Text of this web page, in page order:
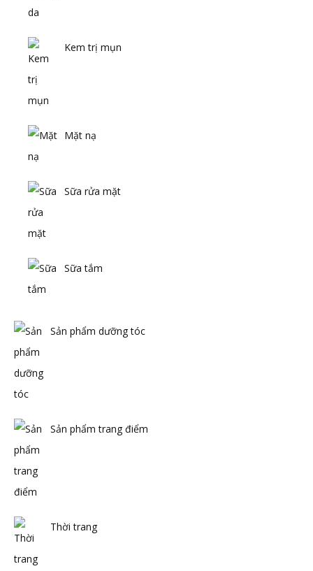
Kem trị mụn
Mặt nạ
Sữa rửa mặt
Sữa tắm
Sản phẩm dưỡng tóc
Sản phẩm trang điểm
Thời trang